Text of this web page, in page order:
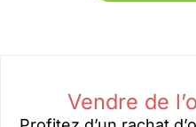
Vendre de